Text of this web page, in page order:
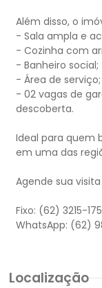
Além disso, o
- Sala ampla e
- Cozinha com
- Banheiro social;
- Área de serviço;
- 02 vagas de
descoberta.
Ideal para quem
em uma das
Agende sua
Fixo: (62) 3215-
Localização